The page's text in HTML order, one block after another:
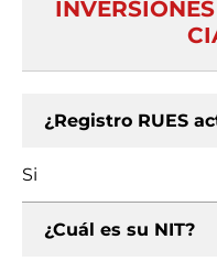
¿Registro RUES
Si
¿Cuál es su NIT?